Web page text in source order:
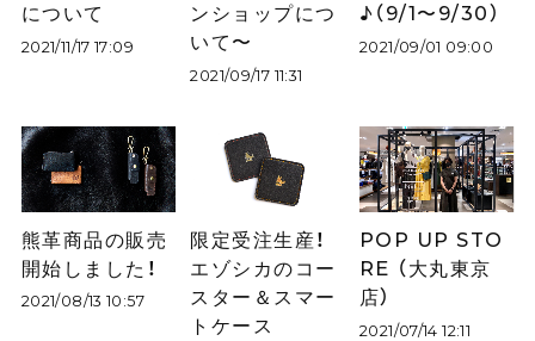
について
2021/11/17 17:09
ンショップにつ
いて〜
2021/09/17 11:31
♪（9/1〜9/30）
2021/09/01 09:00
熊革商品の販売
開始しました！
2021/08/13 10:57
限定受注生産！
エゾシカのコー
スター＆スマー
トケース
POP UP STO
RE （大丸東京
店）
2021/07/14 12:11